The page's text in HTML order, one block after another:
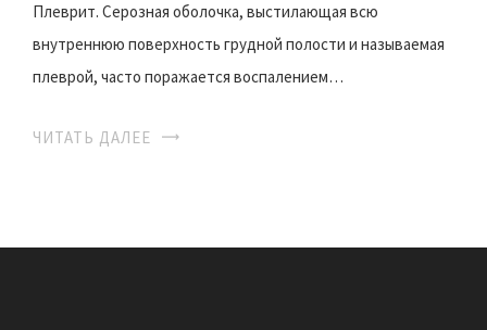
Плеврит. Серозная оболочка, выстилающая всю
внутреннюю поверхность грудной полости и называемая
плеврой, часто поражается воспалением…
ЧИТАТЬ ДАЛЕЕ